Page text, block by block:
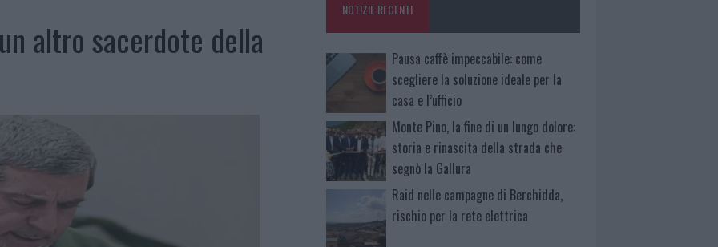
LA SOLUZIONE IDEALE PER LA CASA E L’UFFICIO
altro sacerdote della
NOTIZIE RECENTI
Pausa caffè impeccabile: come
scegliere la soluzione ideale per la
casa e l’ufficio
Monte Pino, la fine di un lungo dolore:
storia e rinascita della strada che
segnò la Gallura
Raid nelle campagne di Berchidda,
rischio per la rete elettrica